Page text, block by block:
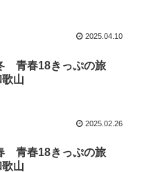
2025.04.10
青春18きっぷの旅
山
2025.02.26
青春18きっぷの旅
山